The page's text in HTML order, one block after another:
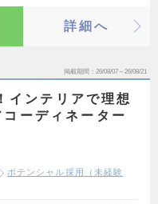
詳細へ
掲載期間 26/08/07～26/08/21
インテリアで理想
ーディネーター
ポテンシャル採用（未経験